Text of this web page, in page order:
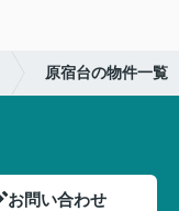
原宿台の物件一覧
お問い合わせ